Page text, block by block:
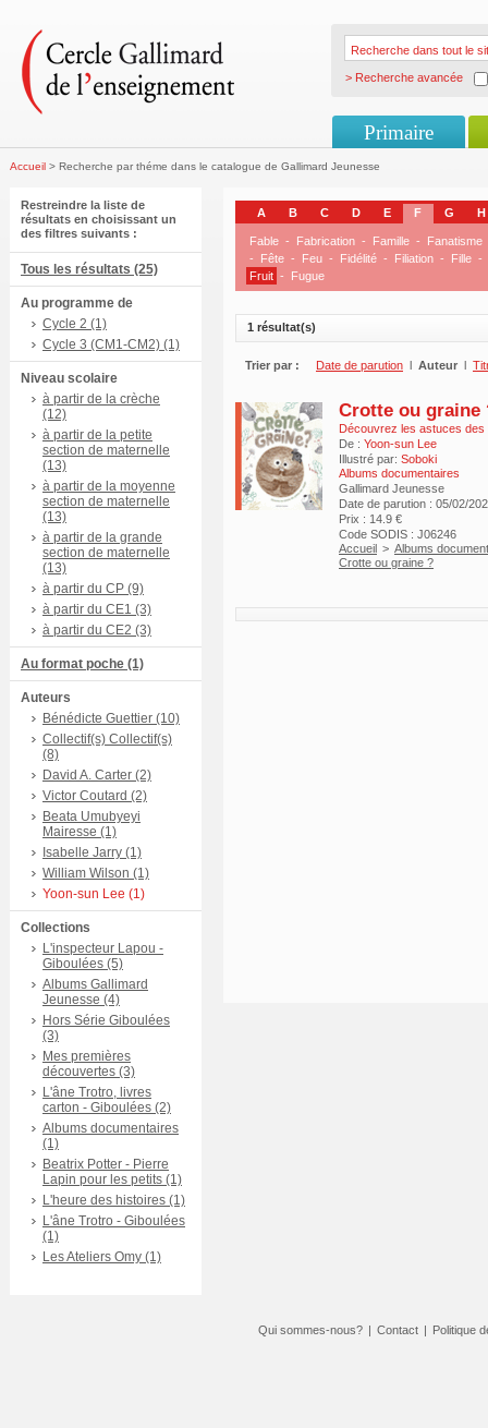
> Recherche avancée
Primaire
Accueil > Recherche par théme dans le catalogue de Gallimard Jeunesse
Restreindre la liste de
résultats en choisissant un
des filtres suivants :
Tous les résultats (25)
Au programme de
Cycle 2 (1)
Cycle 3 (CM1-CM2) (1)
Niveau scolaire
à partir de la crèche
(12)
à partir de la petite
section de maternelle
(13)
à partir de la moyenne
section de maternelle
(13)
à partir de la grande
section de maternelle
(13)
à partir du CP (9)
à partir du CE1 (3)
à partir du CE2 (3)
Au format poche (1)
Auteurs
Bénédicte Guettier (10)
Collectif(s) Collectif(s)
(8)
David A. Carter (2)
Victor Coutard (2)
Beata Umubyeyi
Mairesse (1)
Isabelle Jarry (1)
William Wilson (1)
Yoon-sun Lee (1)
Collections
L'inspecteur Lapou -
Giboulées (5)
Albums Gallimard
Jeunesse (4)
Hors Série Giboulées
(3)
Mes premières
découvertes (3)
L'âne Trotro, livres
carton - Giboulées (2)
Albums documentaires
(1)
Beatrix Potter - Pierre
Lapin pour les petits (1)
L'heure des histoires (1)
L'âne Trotro - Giboulées
(1)
Les Ateliers Omy (1)
A B C D E F G H
Fable - Fabrication - Famille -
Fanatisme
-
Fête - Feu - Fidélité - Filiation - Fille -
Fruit - Fugue
1 résultat(s)
Trier par : Date de parution l Auteur l
Crotte ou graine
Découvrez les astuces
De : Yoon-sun Lee
Illustré par: Soboki
Albums documentaires
Gallimard Jeunesse
Date de parution : 05/02/
Prix : 14.9 €
Code SODIS : J06246
Accueil > Albums
Crotte ou graine ?
Qui sommes-nous? | Contact | Politique